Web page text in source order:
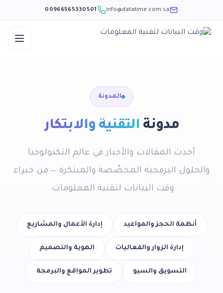
info@datatime.com.sa
00966565330501
المدونة
مدونة التقنية والابتكار
أحدث المقالات والأخبار في عالم التكنولوجيا
والحلول البرمجية المخصّصة والمبتكرة — من خبراء
وقت البيانات لتقنية المعلومات.
أنظمة الحجز والمواعيد إدارة الأعمال والمشاريع
إدارة الزوار والفعاليات الهوية والتصميم
التسويق والسيو تطوير المواقع والبرمجة